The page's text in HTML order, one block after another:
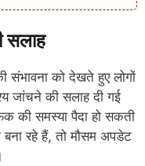
सलाह
संभावना को देखते हुए लोगों
जांचने की सलाह दी गई
की समस्या पैदा हो सकती
बना रहे हैं, तो मौसम अपडेट